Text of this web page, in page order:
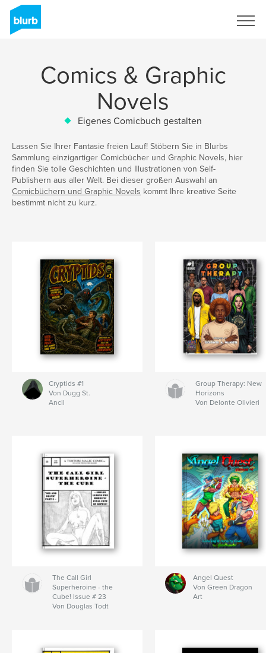
Comics & Graphic
Novels
Eigenes Comicbuch gestalten
Lassen Sie Ihrer Fantasie freien Lauf! Stöbern Sie in Blurbs
Sammlung einzigartiger Comicbücher und Graphic Novels, hier
finden Sie tolle Geschichten und Illustrationen von Self-
Publishern aus aller Welt. Bei dieser großen Auswahl an
Comicbüchern und Graphic Novels kommt Ihre kreative Seite
bestimmt nicht zu kurz.
Cryptids #1
Von Dugg St.
Ancil
Group Therapy: New
Horizons
Von Delonte Olivieri
The Call Girl
Superheroine - the
Cube! Issue # 23
Von Douglas Todt
Angel Quest
Von Green Dragon
Art